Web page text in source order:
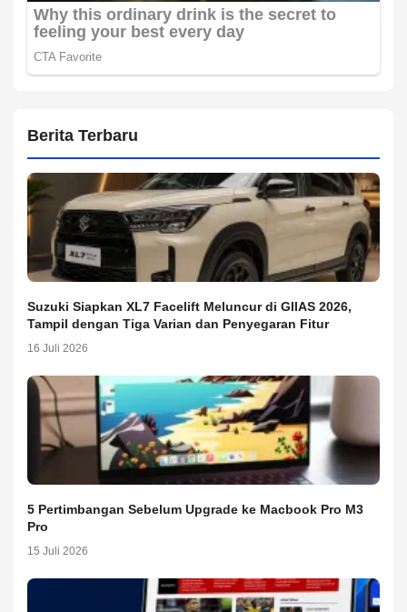
Berita Terbaru
Suzuki Siapkan XL7 Facelift Meluncur di GIIAS 2026,
Tampil dengan Tiga Varian dan Penyegaran Fitur
16 Juli 2026
5 Pertimbangan Sebelum Upgrade ke Macbook Pro M3
Pro
15 Juli 2026